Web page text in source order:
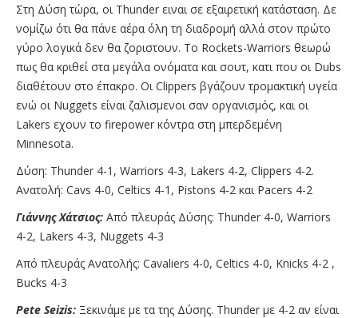
Στη Δύση τώρα, οι Thunder ειναι σε εξαιρετική κατάσταση. Δε
νομίζω ότι θα πάνε αέρα όλη τη διαδρομή αλλά στον πρώτο
γύρο λογικά δεν θα ζοριστουν. Το Rockets-Warriors θεωρώ
πως θα κριθεί στα μεγάλα ονόματα και σουτ, κατι που οι Dubs
διαθέτουν στο έπακρο. Οι Clippers βγάζουν τρομακτική υγεία
ενώ οι Nuggets είναι ζαλισμενοι σαν οργανισμός, και οι
Lakers εχουν το firepower κόντρα στη μπερδεμένη
Minnesota.
Δύση: Thunder 4-1, Warriors 4-3, Lakers 4-2, Clippers 4-2.
Ανατολή: Cavs 4-0, Celtics 4-1, Pistons 4-2 και Pacers 4-2
Γιάννης Χάτσιος: Από πλευράς Δύσης: Thunder 4-0, Warriors
4-2, Lakers 4-3, Nuggets 4-3
Από πλευράς Ανατολής: Cavaliers 4-0, Celtics 4-0, Knicks 4-2 ,
Bucks 4-3
Pete Seizis: Ξεκινάμε με τα της Δύσης. Thunder με 4-2 αν είναι